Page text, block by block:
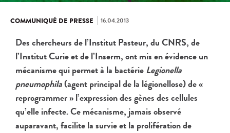
COMMUNIQUÉ DE PRESSE 16.04.2013
Des chercheurs de l’Institut Pasteur, du CNRS, de
l’Institut Curie et de l’Inserm, ont mis en évidence un
mécanisme qui permet à la bactérieLegionella
pneumophila(agent principal de la légionellose) de «
reprogrammer » l’expression des gènes des cellules
qu’elle infecte. Ce mécanisme, jamais observé
auparavant, facilite la survie et la prolifération de